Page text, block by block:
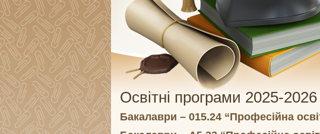
Освітні програми 2025-2026
Бакалаври – 015.24 “Професійна